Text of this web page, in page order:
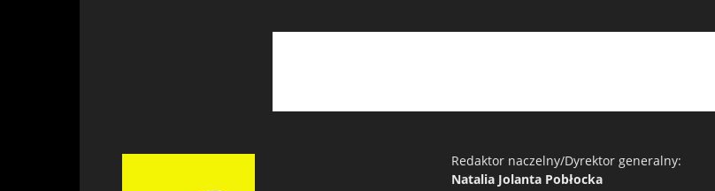
Redaktor naczelny/Dyrektor generalny:
Natalia Jolanta Pobłocka